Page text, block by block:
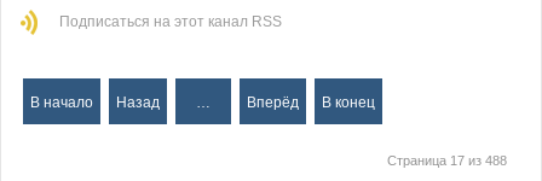
Подписаться на этот канал RSS
В начало Назад … Вперёд В конец
Страница 17 из 488